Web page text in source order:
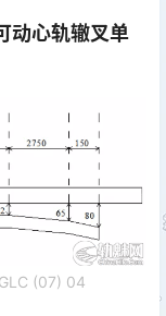
心轨辙叉单
(07) 04